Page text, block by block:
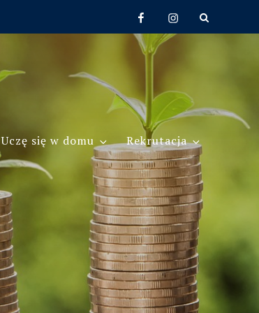
FacebookInstagram
Uczę się w domu Rekrutacja